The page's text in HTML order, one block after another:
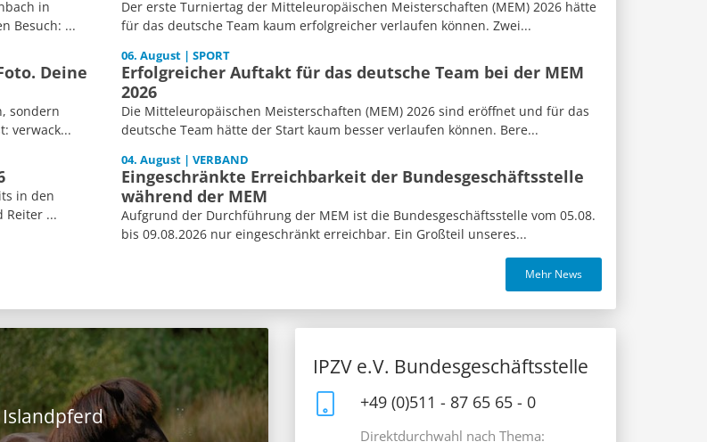
in
Besuch: ...
Deine
sondern
verwack...
in den
Reiter ...
Der erste Turniertag der Mitteleuropäischen Meisterschaften (MEM) 2026 hätte
für das deutsche Team kaum erfolgreicher verlaufen können. Zwei...
06. August | SPORT
Erfolgreicher Auftakt für das deutsche Team bei der MEM
2026
Die Mitteleuropäischen Meisterschaften (MEM) 2026 sind eröffnet und für das
deutsche Team hätte der Start kaum besser verlaufen können. Bere...
04. August | VERBAND
Eingeschränkte Erreichbarkeit der Bundesgeschäftsstelle
während der MEM
Aufgrund der Durchführung der MEM ist die Bundesgeschäftsstelle vom 05.08.
bis 09.08.2026 nur eingeschränkt erreichbar. Ein Großteil unseres...
Mehr News
Islandpferd
IPZV e.V. Bundesgeschäftsstelle
+49 (0)511 - 87 65 65 - 0
Direktdurchwahl nach Thema: